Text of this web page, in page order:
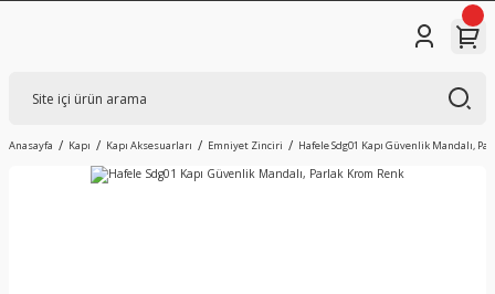
Anasayfa Kapı Kapı Aksesuarları Emniyet Zinciri Hafele Sdg01 Kapı Güvenlik Mandalı,